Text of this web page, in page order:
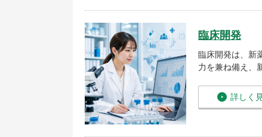
臨床開発
臨床開発は、新
力を兼ね備え、
詳しく